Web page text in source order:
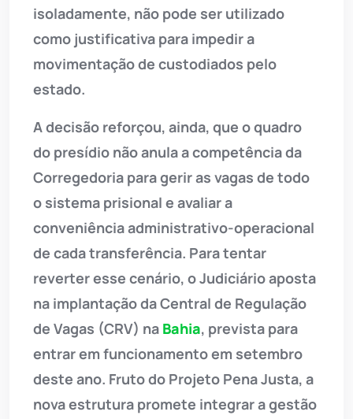
isoladamente, não pode ser utilizado
como justificativa para impedir a
movimentação de custodiados pelo
estado.
A decisão reforçou, ainda, que o quadro
do presídio não anula a competência da
Corregedoria para gerir as vagas de todo
o sistema prisional e avaliar a
conveniência administrativo-operacional
de cada transferência. Para tentar
reverter esse cenário, o Judiciário aposta
na implantação da Central de Regulação
de Vagas (CRV) na Bahia, prevista para
entrar em funcionamento em setembro
deste ano. Fruto do Projeto Pena Justa, a
nova estrutura promete integrar a gestão